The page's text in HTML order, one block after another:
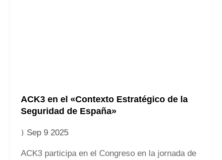
ACK3 en el «Contexto Estratégico de la
Seguridad de España»
Sep 9 2025
ACK3 participa en el Congreso en la jornada de